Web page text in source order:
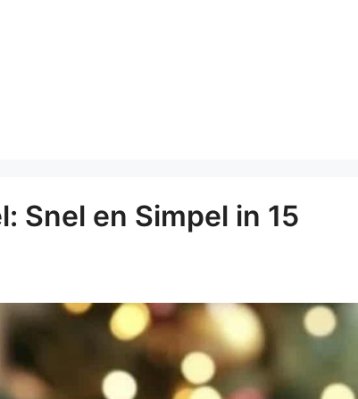
Snel en Simpel in 15